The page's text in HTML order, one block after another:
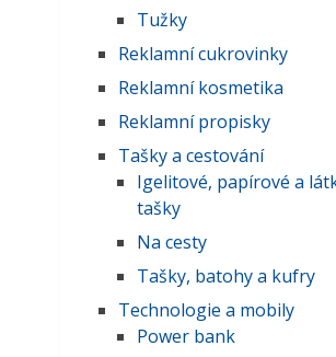
Tužky
Reklamní cukrovinky
Reklamní kosmetika
Reklamní propisky
Tašky a cestování
Igelitové, papírové a
tašky
Na cesty
Tašky, batohy a kufry
Technologie a mobily
Power bank